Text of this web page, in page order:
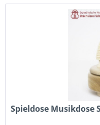
Spieldose Musikdose